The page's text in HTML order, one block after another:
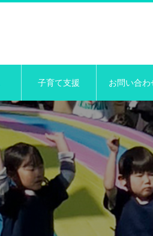
子育て支援 お問い合わ